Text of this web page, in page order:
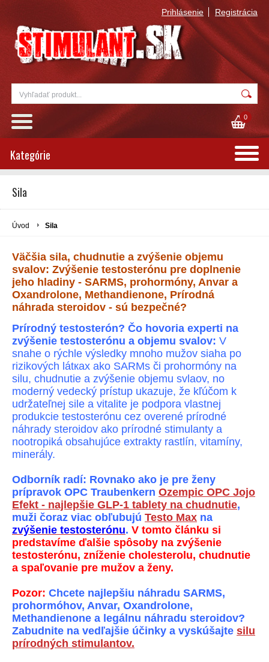
Prihlásenie Registrácia
0
Kategórie
Sila
Úvod Sila
Väčšia sila, chudnutie a zvýšenie objemu
svalov: Zvýšenie testosterónu pre doplnenie
jeho hladiny - SARMS, prohormóny, Anvar a
Oxandrolone, Methandienone, Prírodná
náhrada steroidov - sú bezpečné?
Prírodný testosterón? Čo hovoria experti na
zvýšenie testosterónu a objemu svalov: V
snahe o rýchle výsledky mnoho mužov siaha po
rizikových látках ako SARMs či prohormóny na
silu, chudnutie a zvýšenie objemu svlaov, no
moderný vedecký prístup ukazuje, že kľúčom k
udržateľnej sile a vitalite je podpora vlastnej
produkcie testosterónu cez overené prírodné
náhrady steroidov ako prírodné stimulanty a
nootropiká obsahujúce extrakty rastlín, vitamíny,
minerály.
Odborník radí: Rovnako ako je pre ženy
prípravok OPC Traubenkern Ozempic OPC Jojo
Efekt - najlepšie GLP-1 tablety na chudnutie,
muži čoraz viac obľubujú Testo Max na
zvýšenie testosterónu. V tomto článku si
predstavíme ďalšie spôsoby na zvýšenie
testosterónu, zníženie cholesterolu, chudnutie
a spaľovanie pre mužov a ženy.
Pozor: Chcete najlepšiu náhradu SARMS,
prohormóhov, Anvar, Oxandrolone,
Methandienone a legálnu náhradu steroidov?
Zabudnite na vedľajšie účinky a vyskúšajte silu
prírodných stimulantov.